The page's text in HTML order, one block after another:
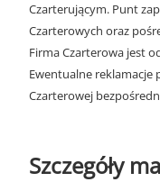
Czarterującym. Punt
Czarterowych oraz
Firma Czarterowa jest
Ewentualne
Czarterowej
Szczegóły